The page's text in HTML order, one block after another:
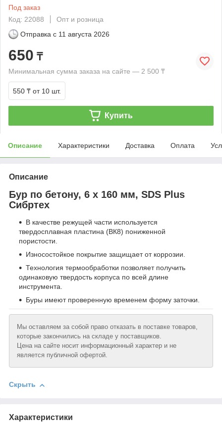
Под заказ
Код: 22088
Опт и розница
Отправка с 11 августа 2026
650 ₸
Минимальная сумма заказа на сайте — 2 500 ₸
550 ₸ от 10 шт.
Купить
Описание Характеристики Доставка Оплата
Описание
Бур по бетону, 6 x 160 мм, SDS Plus
Сибртех
В качестве режущей части используется
твердосплавная пластина (ВК8) пониженной
пористости.
Износостойкое покрытие защищает от коррозии.
Технология термообработки позволяет получить
одинаковую твердость корпуса по всей длине
инструмента.
Буры имеют проверенную временем форму заточки.
Мы оставляем за собой право отказать в поставке товаров,
которые закончились на складе у поставщиков.
Цена на сайте носит информационный характер и не
является публичной офертой.
Скрыть
Характеристики